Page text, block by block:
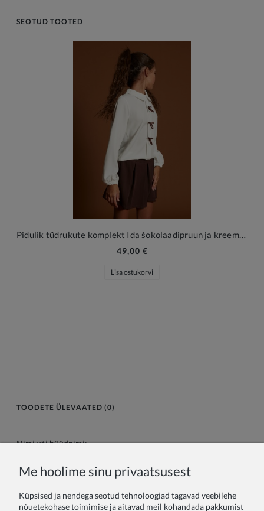
SEOTUD TOOTED
Pidulik tüdrukute komplekt Ida šokolaadipruun ja kreemjas
49,00 €
Lisa ostukorvi
TOODETE ÜLEVAATED (0)
Nimi või hüüdnimi:
Me hoolime sinu privaatsusest
Küpsised ja nendega seotud tehnoloogiad tagavad veebilehe
nõuetekohase toimimise ja aitavad meil kohandada pakkumist